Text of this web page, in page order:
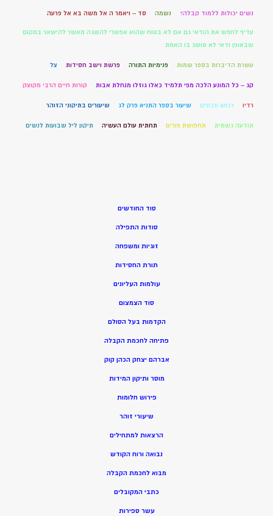
נשים יכולות ללמוד קבלה? נשמה סד – ויאמר ה אל משה בא אל פרעה
עדיף לחפש את הודאי גם אם לא בטוח שהוא אפשרי להשגה מאשר להישאר במקום
שבאופן ודאי לא תושג בו האמת
עשרת הדיברות בספר שמות פנימיות התורה פרשת וישב חסידות צל
קג – כל המונע הלכה מפי תלמיד כאלו גוזלו מנחלת אבות קורות חיים הרבי מקוצק
רדיו רכוש ונכסים שיעור בספר התניא פרק לג שיעורים בתיקוני הזוהר
תודעה גשמית תחפושת פורים תחתית עולם העשיה תיקון ליל שבועות לנשים
סוד החודשים
סודות התפילה
זוגיות ומשפחה
תורת החסידות
עולמות העליונים
סוד הצמצום
הקדמות בעל הסולם
פתיחה לחכמת הקבלה
אברהם יצחק הכהן קוק
מוסר ותיקון המידות
פירוש חלומות
שיעורי זוהר
הרצאות למתחילים
נבואה ורוח הקודש
מבוא לחכמת הקבלה
כתבי המקובלים
עשר ספירות